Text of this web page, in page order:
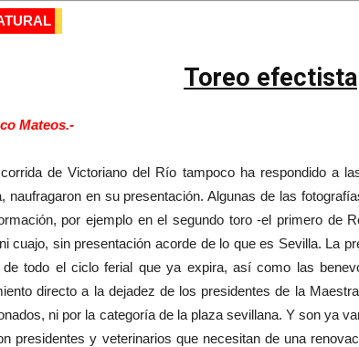
Toreo efectista
Mateos.-
de Victoriano del Río tampoco ha respondido a
naufragaron en su presentación. Algunas de las
por ejemplo en el segundo toro -el primero de
cuajo, sin presentación acorde de lo que es Sevilla. La
de todo el ciclo ferial que ya expira, así como las
directo a la dejadez de los presidentes de la
ni por la categoría de la plaza sevillana. Y son ya
presidentes y veterinarios que necesitan de una